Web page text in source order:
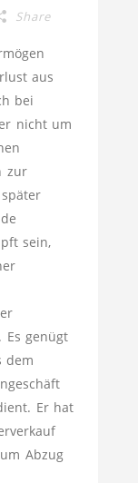
Share
aus
bei
nicht um
zur
sein,
Es genügt
dem
Er hat
Abzug